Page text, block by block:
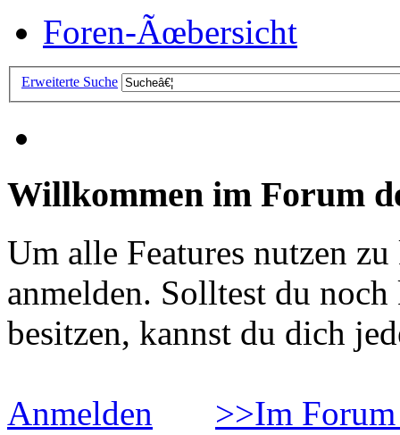
Foren-Ãœbersicht
Erweiterte Suche
Willkommen im Forum
Um alle Features nutzen
anmelden. Solltest du
besitzen, kannst du dich
Anmelden >>Im